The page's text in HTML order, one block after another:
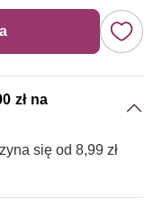
zł na
się od 8,99 zł